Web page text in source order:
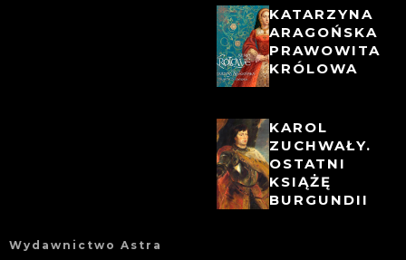
KATARZYNA
ARAGOŃSKA
PRAWOWITA
KRÓLOWA
KAROL
ZUCHWAŁY.
OSTATNI
KSIĄŻĘ
BURGUNDII
Wydawnictwo Astra